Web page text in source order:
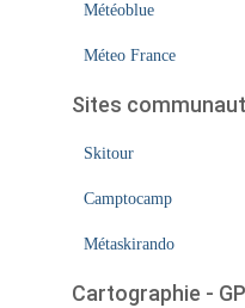
Météoblue
Méteo France
Sites
Skitour
Camptocamp
Métaskirando
Cartographie -